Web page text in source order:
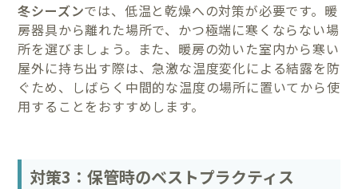
冬シーズンでは、低温と乾燥への対策が必要です。暖
房器具から離れた場所で、かつ極端に寒くならない場
所を選びましょう。また、暖房の効いた室内から寒い
屋外に持ち出す際は、急激な温度変化による結露を防
ぐため、しばらく中間的な温度の場所に置いてから使
用することをおすすめします。
対策3：保管時のベストプラクティス